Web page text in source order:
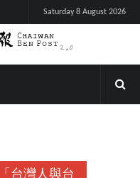
Saturday 8 August 2026
「台灣人與台